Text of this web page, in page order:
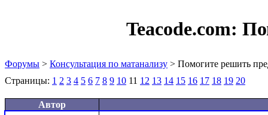
Teacode.com:
Форумы > Консультация по матанализу > Помогите решить
Страницы: 1 2 3 4 5 6 7 8 9 10 11 12 13 14 15 16 17 18 19 20
Автор